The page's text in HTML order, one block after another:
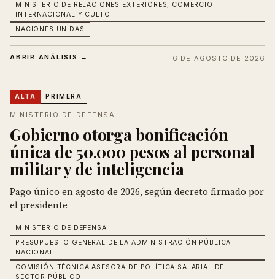
MINISTERIO DE RELACIONES EXTERIORES, COMERCIO
INTERNACIONAL Y CULTO
NACIONES UNIDAS
ABRIR ANÁLISIS → 6 DE AGOSTO DE 2026
ALTA PRIMERA
MINISTERIO DE DEFENSA
Gobierno otorga bonificación
única de 50.000 pesos al personal
militar y de inteligencia
Pago único en agosto de 2026, según decreto firmado por
el presidente
MINISTERIO DE DEFENSA
PRESUPUESTO GENERAL DE LA ADMINISTRACIÓN PÚBLICA
NACIONAL
COMISIÓN TÉCNICA ASESORA DE POLÍTICA SALARIAL DEL
SECTOR PÚBLICO